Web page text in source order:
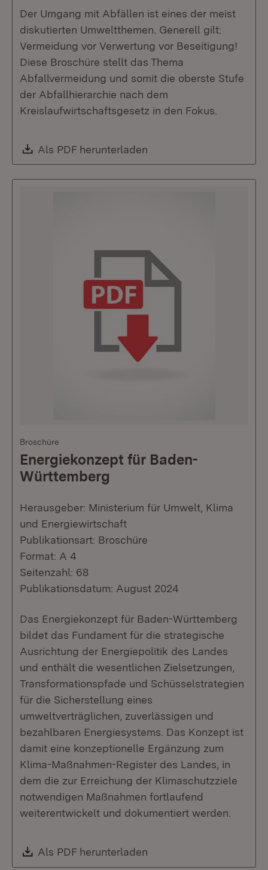
Der Umgang mit Abfällen ist eines der meist
diskutierten Umweltthemen. Generell gilt:
Vermeidung vor Verwertung vor Beseitigung!
Diese Broschüre stellt das Thema
Abfallvermeidung und somit die oberste Stufe
der Abfallhierarchie nach dem
Kreislaufwirtschaftsgesetz in den Fokus.
Download:
Als PDF herunterladen
Broschüre
Energiekonzept für Baden-
Württemberg
Herausgeber: Ministerium für Umwelt, Klima
und Energiewirtschaft
Publikationsart: Broschüre
Format: A 4
Seitenzahl: 68
Publikationsdatum: August 2024
Das Energiekonzept für Baden-Württemberg
bildet das Fundament für die strategische
Ausrichtung der Energiepolitik des Landes
und enthält die wesentlichen Zielsetzungen,
Transformationspfade und Schüsselstrategien
für die Sicherstellung eines
umweltverträglichen, zuverlässigen und
bezahlbaren Energiesystems. Das Konzept ist
damit eine konzeptionelle Ergänzung zum
Klima-Maßnahmen-Register des Landes, in
dem die zur Erreichung der Klimaschutzziele
notwendigen Maßnahmen fortlaufend
weiterentwickelt und dokumentiert werden.
Download:
Als PDF herunterladen